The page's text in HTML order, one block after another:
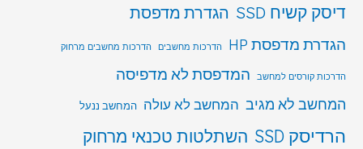
דיסק קשיח SSD
הגדרת מדפסת
הגדרת מדפסת HP הדרכות מחשבים הדרכות מחשבים מרחוק
הדרכות קורסים למחשב המדפסת לא מדפיסה
המחשב לא מגיב המחשב לא עולה המחשב ננעל
הרדיסק SSD
השתלטות טכנאי מרחוק